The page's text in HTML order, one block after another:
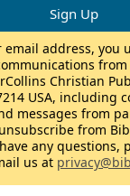
address, you
from
Christian
USA, including
messages from
from
any questions,
us at